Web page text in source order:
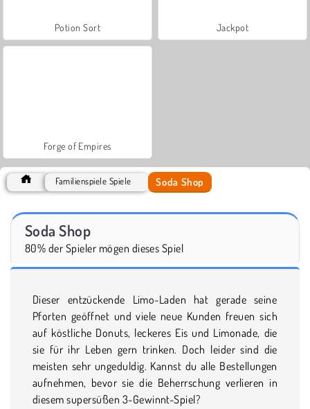
Potion Sort Jackpot
Forge of Empires
Familienspiele Spiele Soda Shop
Soda Shop
80% der Spieler mögen dieses Spiel
Dieser entzückende Limo-Laden hat gerade seine
Pforten geöffnet und viele neue Kunden freuen sich
auf köstliche Donuts, leckeres Eis und Limonade, die
sie für ihr Leben gern trinken. Doch leider sind die
meisten sehr ungeduldig. Kannst du alle Bestellungen
aufnehmen, bevor sie die Beherrschung verlieren in
diesem supersüßen 3-Gewinnt-Spiel?